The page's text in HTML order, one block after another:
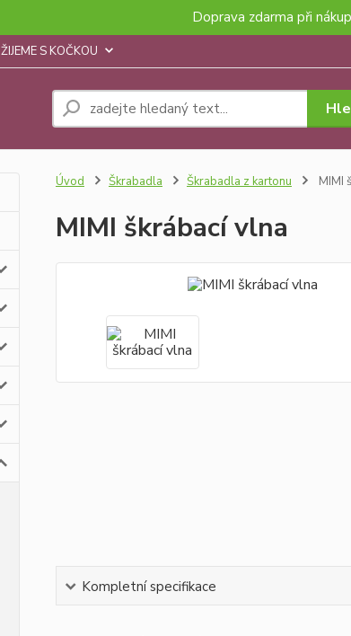
Doprava zdarma při
ŽIJEME S KOČKOU
Úvod Škrabadla Škrabadla z kartonu MIMI
MIMI škrábací vlna
Kompletní specifikace